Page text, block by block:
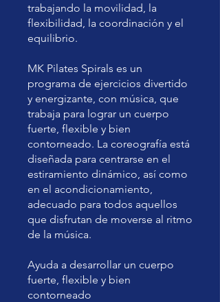
trabajando la movilidad, la
flexibilidad, la coordinación y el
equilibrio.
MK Pilates Spirals es un
programa de ejercicios divertido
y energizante, con música, que
trabaja para lograr un cuerpo
fuerte, flexible y bien
contorneado. La coreografía está
diseñada para centrarse en el
estiramiento dinámico, así como
en el acondicionamiento,
adecuado para todos aquellos
que disfrutan de moverse al ritmo
de la música.
Ayuda a desarrollar un cuerpo
fuerte, flexible y bien
contorneado